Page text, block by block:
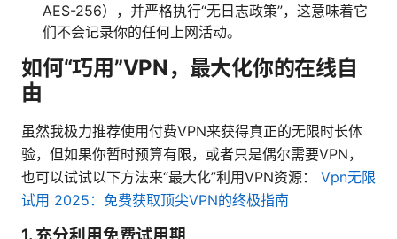
AES-256），并严格执行“无日志政策”，这意味着它
们不会记录你的任何上网活动。
如何“巧用”VPN，最大化你的在线自
由
虽然我极力推荐使用付费VPN来获得真正的无限时长体
验，但如果你暂时预算有限，或者只是偶尔需要VPN，
也可以试试以下方法来“最大化”利用VPN资源： Vpn无限
试用 2025：免费获取顶尖VPN的终极指南